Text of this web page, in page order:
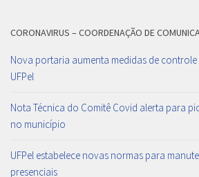
CORONAVIRUS – COORDENAÇÃO DE
Nova portaria aumenta medidas de
UFPel
Nota Técnica do Comitê Covid alerta para
no município
UFPel estabelece novas normas para
presenciais